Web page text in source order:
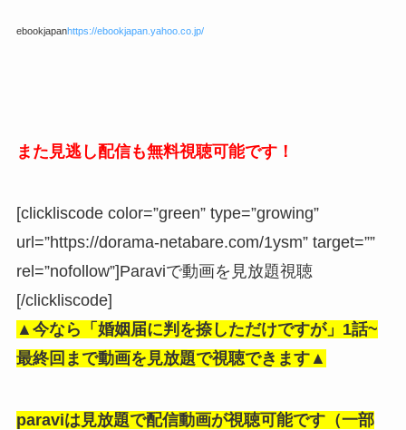
ebookjapanhttps://ebookjapan.yahoo.co.jp/
また見逃し配信も無料視聴可能です！
[clickliscode color=”green” type=”growing”
url=”https://dorama-netabare.com/1ysm” target=””
rel=”nofollow”]Paraviで動画を見放題視聴
[/clickliscode]
▲今なら「婚姻届に判を捺しただけですが」 1話~
最終回まで動画を見放題で視聴できます▲
paraviは見放題で配信動画が視聴可能です（一部